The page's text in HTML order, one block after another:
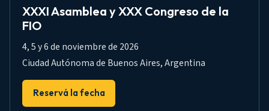
XXXI Asamblea y XXX Congreso de la
FIO
4, 5 y 6 de noviembre de 2026
Ciudad Autónoma de Buenos Aires, Argentina
Reservá la fecha